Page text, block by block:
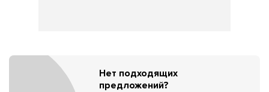
Нет подходящих
предложений?